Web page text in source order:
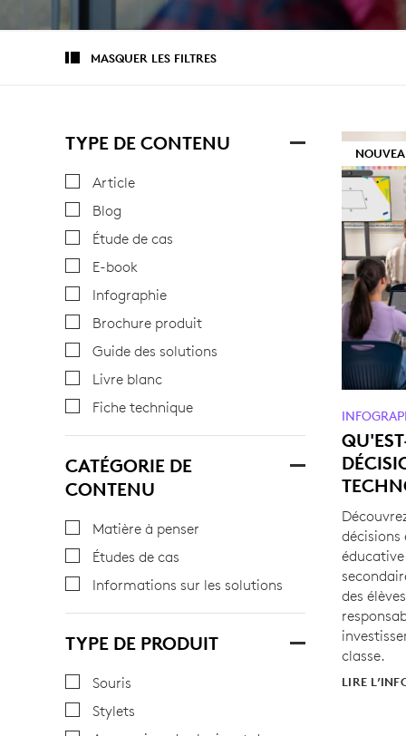
MASQUER LES FILTRES
TYPE DE CONTENU
Article
Blog
Étude de cas
E-book
Infographie
Brochure produit
Guide des solutions
Livre blanc
Fiche technique
CATÉGORIE DE
CONTENU
Matière à penser
Études de cas
Informations sur les solutions
TYPE DE PRODUIT
Souris
Stylets
des
classe.
LIRE